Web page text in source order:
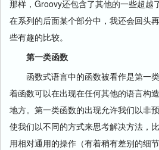
那样，Groovy还包含了其他的一些超越
在系列的后面某个部分中，我还会回头
些有趣的比较。
第一类函数
函数式语言中的函数被看作是第一
着函数可以在出现在任何其他的语言构
地方。第一类函数的出现允许我们以非
使我们以不同的方式来思考解决方法，
用相对通用的操作（有着稍有差别的细